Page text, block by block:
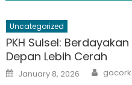
Uncategorized
PKH Sulsel:
Depan Lebih Cerah
Posted
on
January 8, 2026 Author